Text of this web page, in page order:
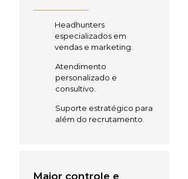
Headhunters
especializados em
vendas e marketing.
Atendimento
personalizado e
consultivo.
Suporte estratégico para
além do recrutamento.
Maior controle e